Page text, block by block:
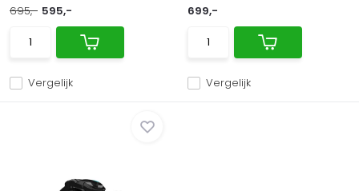
Vergelijk
695,- 595,-
Vergelijk
699,-